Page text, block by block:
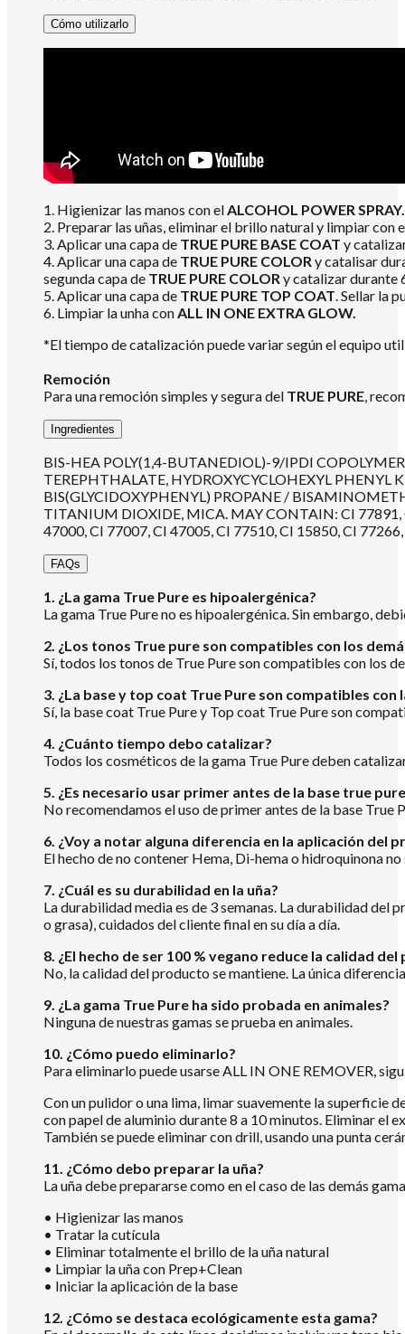
Cómo utilizarlo
1. Higienizar las manos con elALCOHOL POWER SPRAY.
2. Preparar las uñas, eliminar el brillo natural y limpiar con
3. Aplicar una capa de TRUE PURE BASE COAT y
4. Aplicar una capa de TRUE PURE COLORy catalisar
segunda capa de TRUE PURE COLORy catalizar durante
5. Aplicar una capa de TRUE PURE TOP COAT. Sellar la
6. Limpiar la unha conALL IN ONE EXTRA GLOW.
*El tiempo de catalización puede variar según el equipo
Remoción
Para una remoción simples y segura del TRUE PURE,
Ingredientes
BIS-HEA POLY(1,4-BUTANEDIOL)-9/IPDI
TEREPHTHALATE, HYDROXYCYCLOHEXYL PHENYL
BIS(GLYCIDOXYPHENYL) PROPANE /
TITANIUM DIOXIDE, MICA. MAY CONTAIN: CI 77891,
47000, CI 77007, CI 47005, CI 77510, CI 15850, CI
FAQs
1. ¿La gama True Pure es hipoalergénica?
La gama True Pure no es hipoalergénica. Sin embargo,
2. ¿Los tonos True pure son compatibles con los
Sí, todos los tonos de True Pure son compatibles con los
3. ¿La base y top coat True Pure son compatibles con
Sí, la base coat True Pure y Top coat True Pure son
4. ¿Cuánto tiempo debo catalizar?
Todos los cosméticos de la gama True Pure deben
5. ¿Es necesario usar primer antes de la base true
No recomendamos el uso de primer antes de la base True
6. ¿Voy a notar alguna diferencia en la aplicación
El hecho de no contener Hema, Di-hema o hidroquinona
7. ¿Cuál es su durabilidad en la uña?
La durabilidad media es de 3 semanas. La durabilidad del
o grasa), cuidados del cliente final en su día a día.
8. ¿El hecho de ser 100 % vegano reduce la calidad
No, la calidad del producto se mantiene. La única
9. ¿La gama True Pure ha sido probada en animales?
Ninguna de nuestras gamas se prueba en animales.
10. ¿Cómo puedo eliminarlo?
Para eliminarlo puede usarse ALL IN ONE REMOVER,
Con un pulidor o una lima, limar suavemente la superficie
con papel de aluminio durante 8 a 10 minutos. Eliminar el
También se puede eliminar con drill, usando una punta
11. ¿Cómo debo preparar la uña?
La uña debe prepararse como en el caso de las demás
• Higienizar las manos
• Tratar la cutícula
• Eliminar totalmente el brillo de la uña natural
• Limpiar la uña con Prep+Clean
• Iniciar la aplicación de la base
12. ¿Cómo se destaca ecológicamente esta gama?